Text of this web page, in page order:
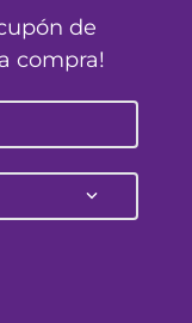
de
compra!